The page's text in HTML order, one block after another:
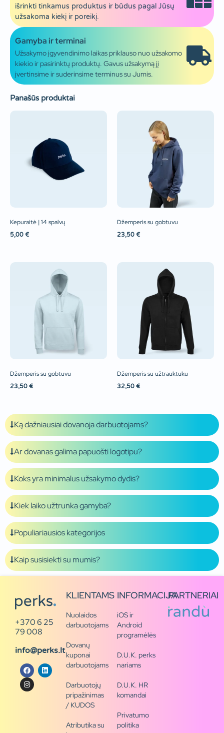
išrinkti tinkamus produktus ir būdus pagal Jūsų
užsakoma kiekį ir poreikį.
Gamyba ir terminai
Užsakymo įgyvendinimo laikas priklauso nuo užsakomo
kiekio ir pasirinktų produktų. Gavus užsakymą jį
įvertinsime ir suderinsime terminus su Jumis.
Panašūs produktai
Kepuraitė | 14 spalvų
5,00 €
Džemperis su gobtuvu
23,50 €
Džemperis su gobtuvu
23,50 €
Džemperis su užtrauktuku
32,50 €
Ką dažniausiai dovanoja darbuotojams?
Ar dovanas galima papuošti logotipu?
Koks yra minimalus užsakymo dydis?
Kiek laiko užtrunka gamyba?
Populiariausios kategorijos
Kaip susisiekti su mumis?
+370 6 25
79 008
info@perks.lt
KLIENTAMS
Nuolaidos
darbuotojams
Dovanų
kuponai
darbuotojams
Darbuotojų
pripažinimas
/ KUDOS
Atributika su
INFORMACIJA
iOS ir
Android
programėlės
D.U.K. perks
nariams
D.U.K. HR
komandai
Privatumo
politika
PARTNERIAI